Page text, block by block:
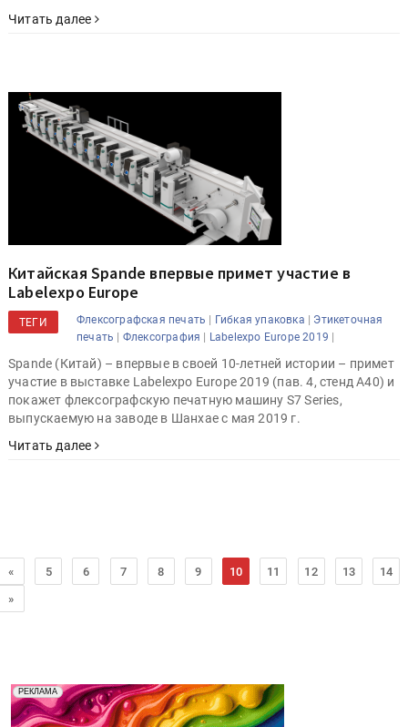
Читать далее
Китайская Spande впервые примет участие в
Labelexpo Europe
ТЕГИ Флексографская печать | Гибкая упаковка | Этикеточная
печать | Флексография | Labelexpo Europe 2019 |
Spande (Китай) – впервые в своей 10-летней истории – примет
участие в выставке Labelexpo Europe 2019 (пав. 4, стенд A40) и
покажет флексографскую печатную машину S7 Series,
выпускаемую на заводе в Шанхае с мая 2019 г.
Читать далее
« 5 6 7 8 9 10 11 12 13
14
»
РЕКЛАМА
Реклама. Рекламодатель ООО "Передовые Системы
Печати" erid: 2SDnjd2d4Qz